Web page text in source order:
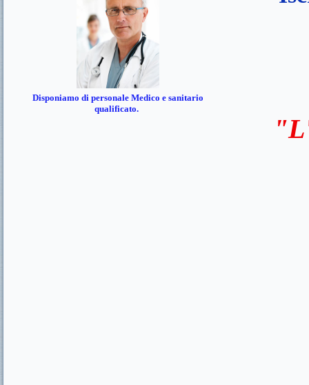
Disponiamo di personale Medico e sanitario
qualificato.